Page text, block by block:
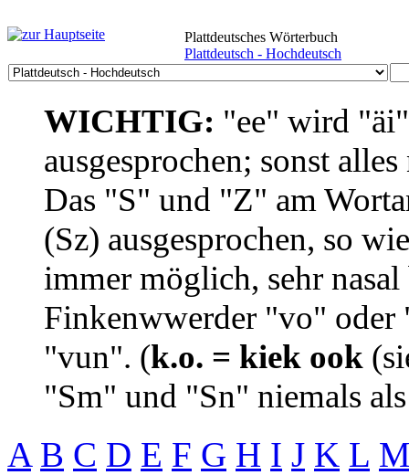
Plattdeutsches Wörterbuch
Plattdeutsch - Hochdeutsch
WICHTIG: "ee" wird
ausgesprochen; sonst
Das "S" und "Z" am
(Sz) ausgesprochen, so
immer möglich, sehr
Finkenwwerder "vo"
"vun". (k.o. = kiek ook
"Sm" und "Sn" niemals
A B C D E F G H I J K L